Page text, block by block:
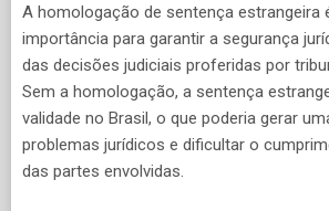
A homologação de sentença estrangeira
importância para garantir a segurança
das decisões judiciais proferidas por
Sem a homologação, a sentença
validade no Brasil, o que poderia gerar
problemas jurídicos e dificultar o
das partes envolvidas.